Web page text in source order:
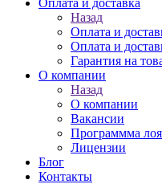
Оплата и доставка
Назад
Оплата и
Оплата и
Гарантия на
О компании
Назад
О компании
Вакансии
Программма
Лицензии
Блог
Контакты